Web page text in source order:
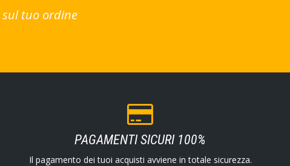
sul tuo ordine
PAGAMENTI SICURI 100%
Il pagamento dei tuoi acquisti avviene in totale sicurezza.